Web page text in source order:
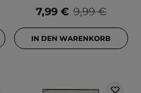
9,99 €
7,99 €
IN DEN WARENKORB